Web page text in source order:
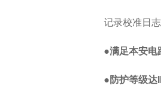
记录校准日
●满足本安电
● 防护等级达